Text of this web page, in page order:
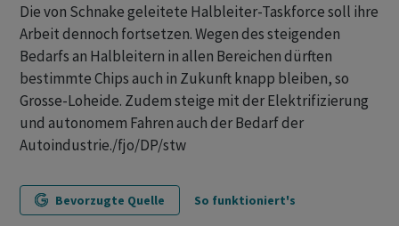
Die von Schnake geleitete Halbleiter-Taskforce soll ihre
Arbeit dennoch fortsetzen. Wegen des steigenden
Bedarfs an Halbleitern in allen Bereichen dürften
bestimmte Chips auch in Zukunft knapp bleiben, so
Grosse-Loheide. Zudem steige mit der Elektrifizierung
und autonomem Fahren auch der Bedarf der
Autoindustrie./fjo/DP/stw
Bevorzugte Quelle So funktioniert's